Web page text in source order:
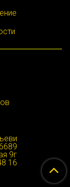
9г
16